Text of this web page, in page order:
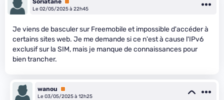
Le 02/05/2025 à 22h45
Je viens de basculer sur Freemobile et impossible d'accéder à
certains sites web. Je me demande si ce n'est à cause l'IPv6
exclusif sur la SIM, mais je manque de connaissances pour
bien trancher.
wanou
Premium
Le 03/05/2025 à 12h25